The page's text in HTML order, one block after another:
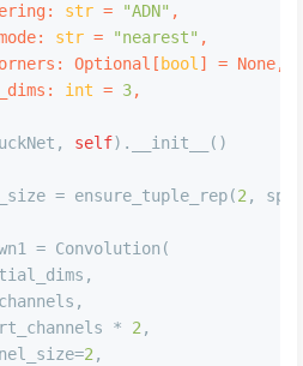
str = "ADN" ,
str = "nearest" ,
Optional [ bool ] = None,
int = 3,
self).__init__()
= ensure_tuple_rep(
2 ,
= Convolution(
*
2 ,
2 ,